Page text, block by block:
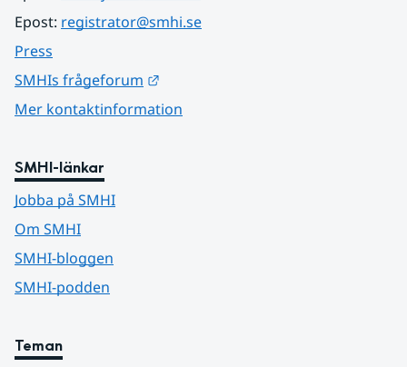
Epost: registrator@smhi.se
Press
SMHIs frågeforum
Mer kontaktinformation
SMHI-länkar
Jobba på SMHI
Om SMHI
SMHI-bloggen
SMHI-podden
Teman